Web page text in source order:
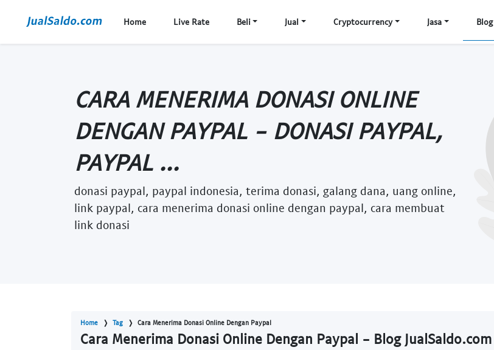
Home Live Rate Beli Jual Cryptocurrency Jasa Blog
CARA MENERIMA DONASI ONLINE
DENGAN PAYPAL - DONASI PAYPAL,
PAYPAL ...
donasi paypal, paypal indonesia, terima donasi, galang dana, uang online,
link paypal, cara menerima donasi online dengan paypal, cara membuat
link donasi
Home Tag Cara Menerima Donasi Online Dengan Paypal
Cara Menerima Donasi Online Dengan Paypal - Blog JualSaldo.com